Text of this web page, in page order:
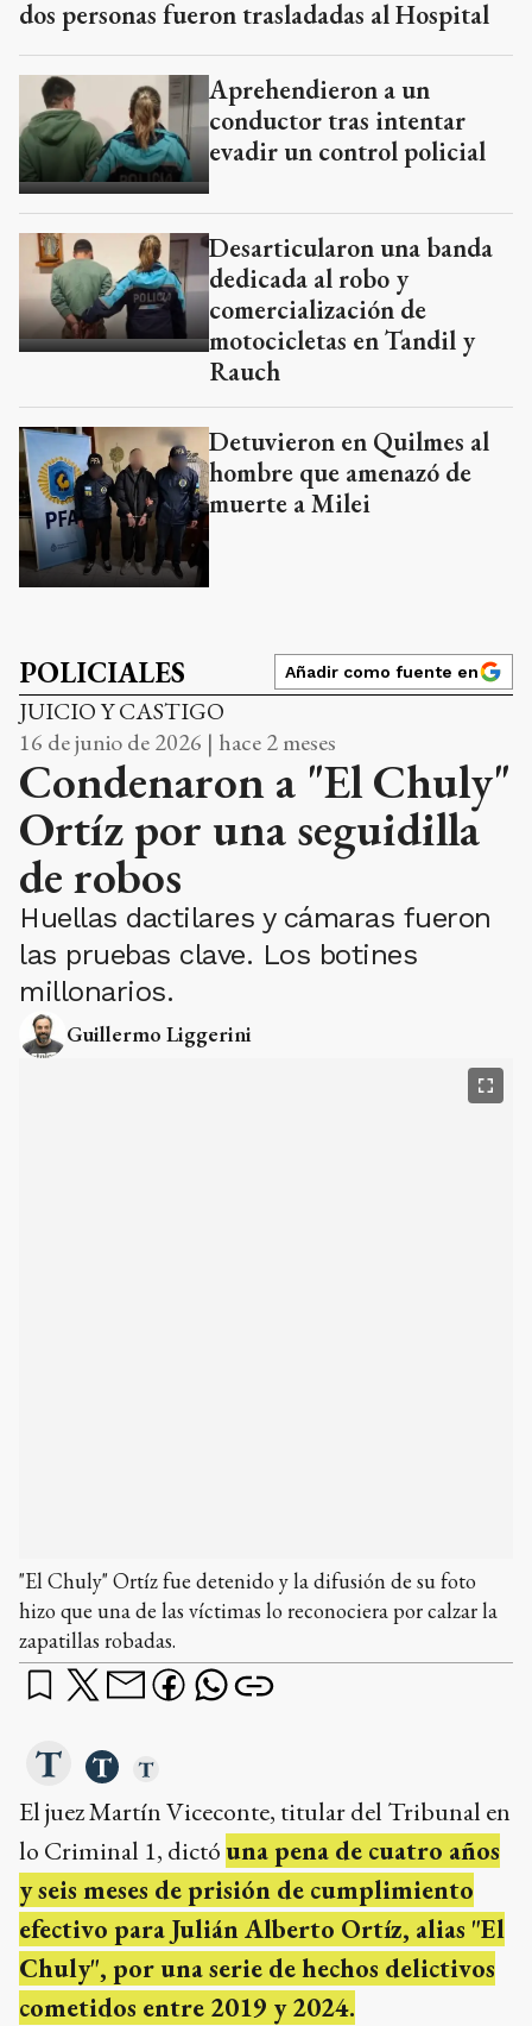
dos personas fueron trasladadas al Hospital
Aprehendieron a un
conductor tras intentar
evadir un control policial
Desarticularon una banda
dedicada al robo y
comercialización de
motocicletas en Tandil y
Rauch
Detuvieron en Quilmes al
hombre que amenazó de
muerte a Milei
POLICIALES Añadir como fuente en
JUICIO Y CASTIGO
16 de junio de 2026 | hace 2 meses
Condenaron a "El Chuly"
Ortíz por una seguidilla
de robos
Huellas dactilares y cámaras fueron
las pruebas clave. Los botines
millonarios.
Guillermo Liggerini
"El Chuly" Ortíz fue detenido y la difusión de su foto
hizo que una de las víctimas lo reconociera por calzar la
zapatillas robadas.
El juez Martín Viceconte, titular del Tribunal en
lo Criminal 1, dictó una pena de cuatro años
y seis meses de prisión de cumplimiento
efectivo para Julián Alberto Ortíz, alias "El
Chuly", por una serie de hechos delictivos
cometidos entre 2019 y 2024.